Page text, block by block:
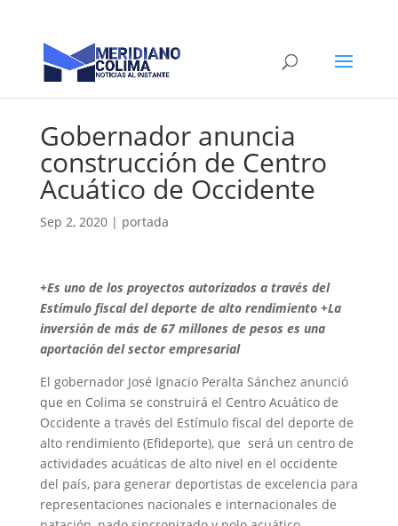
Gobernador anuncia
construcción de Centro
Acuático de Occidente
Sep 2, 2020| portada
+Es uno de los proyectos autorizados a través del
Estímulo fiscal del deporte de alto rendimiento +La
inversión de más de 67 millones de pesos es una
aportación del sector empresarial
El gobernador José Ignacio Peralta Sánchez anunció
que en Colima se construirá el Centro Acuático de
Occidente a través del Estímulo fiscal del deporte de
alto rendimiento (Efideporte), que será un centro de
actividades acuáticas de alto nivel en el occidente
del país, para generar deportistas de excelencia para
representaciones nacionales e internacionales de